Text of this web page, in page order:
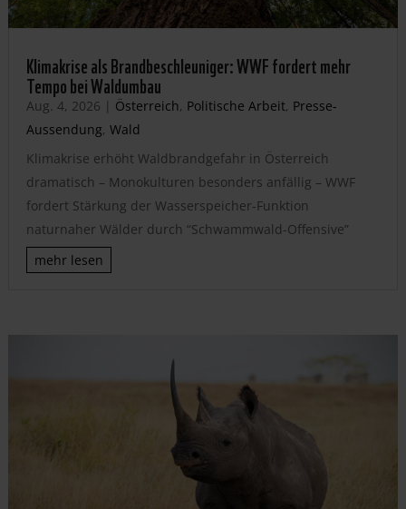
Klimakrise als Brandbeschleuniger: WWF fordert mehr
Tempo bei Waldumbau
Aug. 4, 2026 | Österreich, Politische Arbeit, Presse-
Aussendung, Wald
Klimakrise erhöht Waldbrandgefahr in Österreich
dramatisch – Monokulturen besonders anfällig – WWF
fordert Stärkung der Wasserspeicher-Funktion
naturnaher Wälder durch “Schwammwald-Offensive”
mehr lesen